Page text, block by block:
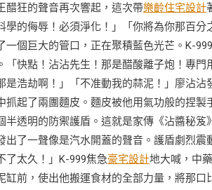
醋狂的聲音再次響起，這次帶樂齡住宅設計
的侮辱！必須淨化！」「你將為你那百
個巨大的管口，正在聚積藍色光芒。K-
快點！沾沾先生！那是醋酸離子炮！專
浩劫啊！」「不准動我的蒜泥！」廖沾沾
起了兩團麵皮。麵皮被他用氣功般的捏
透明的防禦護盾。這就是家傳《沾醬秘
了一聲像是汽水開蓋的聲音。護盾劇烈
了太久！」K-999焦急豪宅設計地大喊，中
前，使出他搬運食材的全部力量，將那口